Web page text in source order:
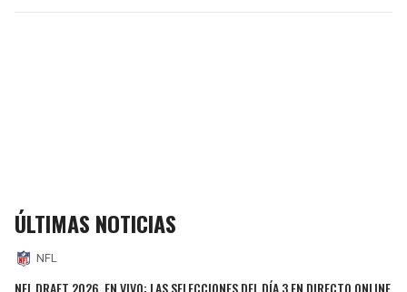
ÚLTIMAS NOTICIAS
NFL
NFL DRAFT 2026, EN VIVO: LAS SELECCIONES DEL DÍA 3 EN DIRECTO ONLINE